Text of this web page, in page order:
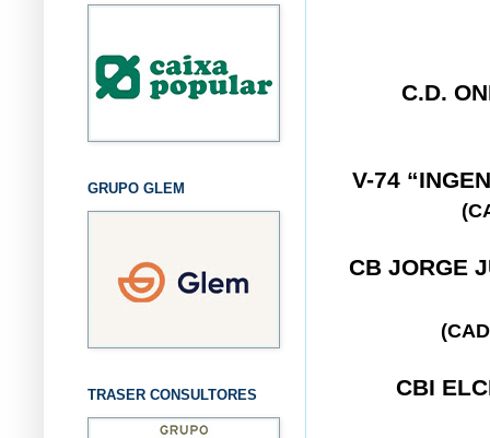
C.D.
V-74
CB JORGE
CBI
GRUPO GLEM
TRASER CONSULTORES